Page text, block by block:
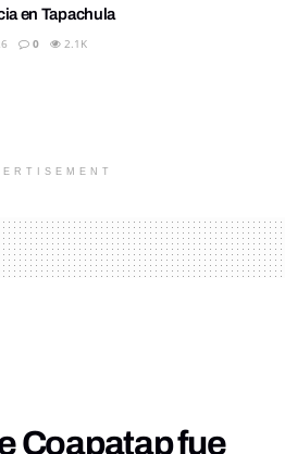
en Tapachula
0 2.1K
Coapatap fue